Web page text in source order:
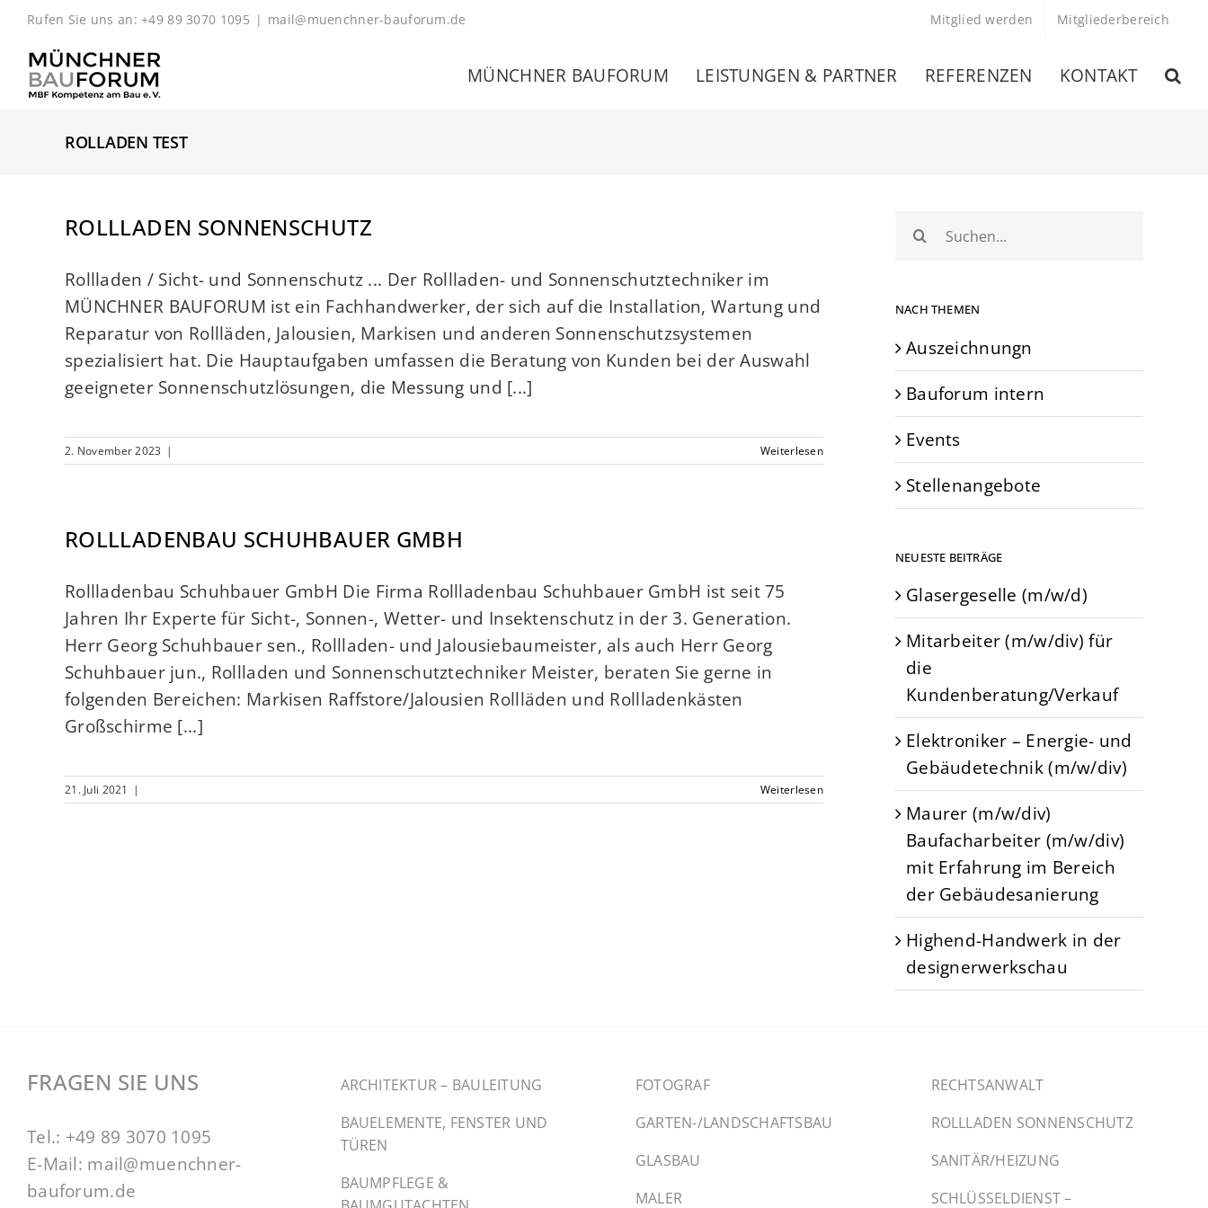
Zum
springen
Rufen Sie uns an: +49 89 3070 1095 | mail@muenchner-bauforum.de Mitglied werden Mitgliederbereich
MÜNCHNER BAUFORUM LEISTUNGEN & PARTNER REFERENZEN KONTAKT
ROLLADEN TEST
ROLLLADEN SONNENSCHUTZ
Rollladen / Sicht- und Sonnenschutz ... Der Rollladen- und Sonnenschutztechniker im
MÜNCHNER BAUFORUM ist ein Fachhandwerker, der sich auf die Installation, Wartung und
Reparatur von Rollläden, Jalousien, Markisen und anderen Sonnenschutzsystemen
spezialisiert hat. Die Hauptaufgaben umfassen die Beratung von Kunden bei der Auswahl
geeigneter Sonnenschutzlösungen, die Messung und [...]
2. November 2023 | Weiterlesen
ROLLLADENBAU SCHUHBAUER GMBH
Rollladenbau Schuhbauer GmbH Die Firma Rollladenbau Schuhbauer GmbH ist seit 75
Jahren Ihr Experte für Sicht-, Sonnen-, Wetter- und Insektenschutz in der 3. Generation.
Herr Georg Schuhbauer sen., Rollladen- und Jalousiebaumeister, als auch Herr Georg
Schuhbauer jun., Rollladen und Sonnenschutztechniker Meister, beraten Sie gerne in
folgenden Bereichen: Markisen Raffstore/Jalousien Rollläden und Rollladenkästen
Großschirme [...]
21. Juli 2021 | Weiterlesen
Suche
nach:
NACH THEMEN
Auszeichnungn
Bauforum intern
Events
Stellenangebote
NEUESTE BEITRÄGE
Glasergeselle (m/w/d)
Mitarbeiter (m/w/div) für
die
Kundenberatung/Verkauf
Elektroniker – Energie- und
Gebäudetechnik (m/w/div)
Maurer (m/w/div)
Baufacharbeiter (m/w/div)
mit Erfahrung im Bereich
der Gebäudesanierung
Highend-Handwerk in der
designerwerkschau
FRAGEN SIE UNS
Tel.: +49 89 3070 1095
E-Mail: mail@muenchner-
bauforum.de
ARCHITEKTUR – BAULEITUNG
BAUELEMENTE, FENSTER UND
TÜREN
BAUMPFLEGE &
FOTOGRAF
GARTEN-/LANDSCHAFTSBAU
GLASBAU
MALER
RECHTSANWALT
ROLLLADEN SONNENSCHUTZ
SANITÄR/HEIZUNG
SCHLÜSSELDIENST –